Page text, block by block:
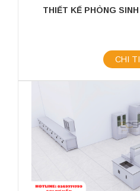
THIẾT KẾ PHÒNG
CHI